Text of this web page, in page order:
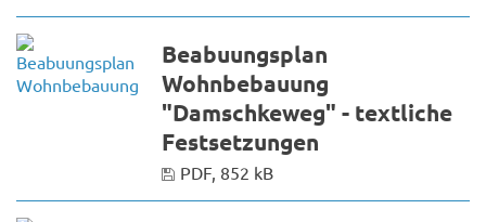
Beabuungsplan
Wohnbebauung
"Damschkeweg" - textliche
Festsetzungen
PDF, 852 kB